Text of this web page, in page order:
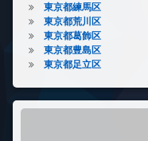
東京都練馬区
東京都荒川区
東京都葛飾区
東京都豊島区
東京都足立区